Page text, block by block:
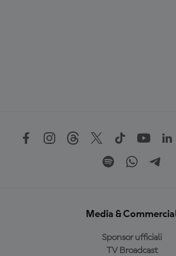
Media &
Sponsor ufficiali
TV Broadcast